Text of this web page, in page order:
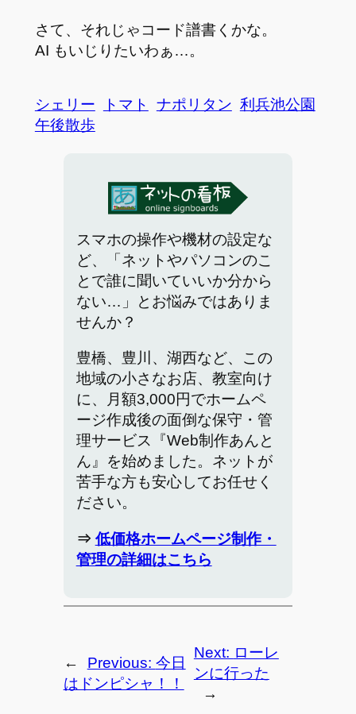
さて、それじゃコード譜書くかな。
AI もいじりたいわぁ…。
シェリー トマト ナポリタン 利兵池公園
午後散歩
スマホの操作や機材の設定な
ど、「ネットやパソコンのこ
とで誰に聞いていいか分から
ない…」とお悩みではありま
せんか？
豊橋、豊川、湖西など、この
地域の小さなお店、教室向け
に、月額3,000円でホームペ
ージ作成後の面倒な保守・管
理サービス『Web制作あんと
ん』を始めました。ネットが
苦手な方も安心してお任せく
ださい。
⇒ 低価格ホームページ制作・
管理の詳細はこちら
← Previous: 今日
はドンピシャ！！
Next: ローレ
ンに行った
→